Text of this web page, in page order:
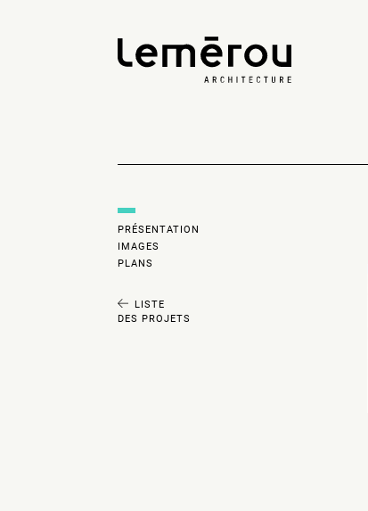
PRÉSENTATION
IMAGES
PLANS
LISTE
DES PROJETS